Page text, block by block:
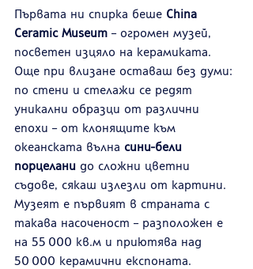
Първата ни спирка беше China
Ceramic Museum – огромен музей,
посветен изцяло на керамиката.
Още при влизане оставаш без думи:
по стени и стелажи се редят
уникални образци от различни
епохи – от клонящите към
океанската вълна сини-бели
порцелани до сложни цветни
съдове, сякаш излезли от картини.
Музеят е първият в страната с
такава насоченост – разположен е
на 55 000 кв.м и приютява над
50 000 керамични експоната.